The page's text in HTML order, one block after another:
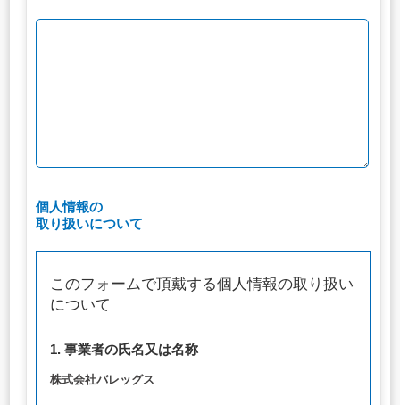
個人情報の
取り扱いについて
このフォームで頂戴する個人情報の取り扱い
について
1. 事業者の氏名又は名称
株式会社バレッグス